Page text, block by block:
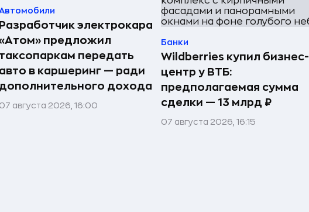
Автомобили
Разработчик электрокара
предложил
таксопаркам передать
авто в каршеринг — ради
дополнительного дохода
07 августа 2026, 16:00
Банки
Wildberries купил бизнес-
центр у ВТБ:
предполагаемая сумма
сделки — 13 млрд ₽
07 августа 2026, 16:15